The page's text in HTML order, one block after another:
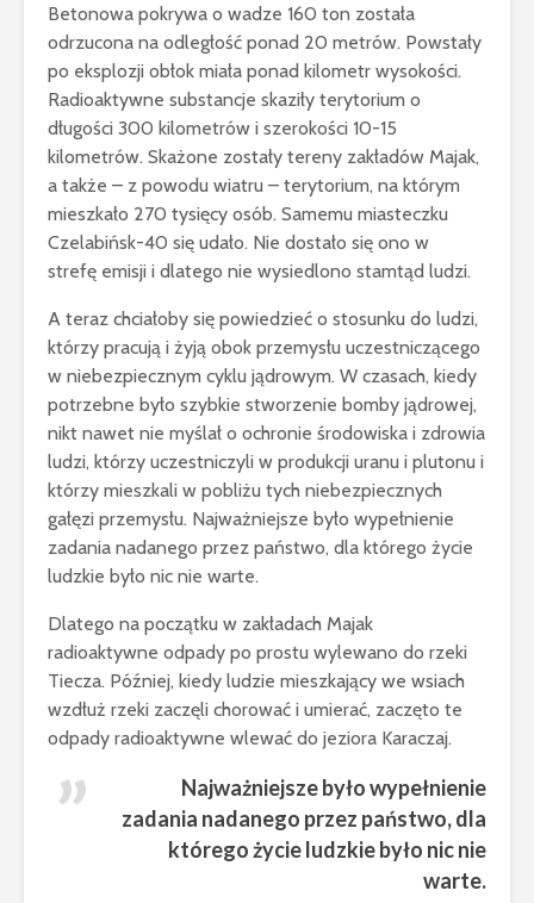
Betonowa pokrywa o wadze 160 ton została
odrzucona na odległość ponad 20 metrów. Powstały
po eksplozji obłok miała ponad kilometr wysokości.
Radioaktywne substancje skaziły terytorium o
długości 300 kilometrów i szerokości 10-15
kilometrów. Skażone zostały tereny zakładów Majak,
a także – z powodu wiatru – terytorium, na którym
mieszkało 270 tysięcy osób. Samemu miasteczku
Czelabińsk-40 się udało. Nie dostało się ono w
strefę emisji i dlatego nie wysiedlono stamtąd ludzi.
A teraz chciałoby się powiedzieć o stosunku do ludzi,
którzy pracują i żyją obok przemysłu uczestniczącego
w niebezpiecznym cyklu jądrowym. W czasach, kiedy
potrzebne było szybkie stworzenie bomby jądrowej,
nikt nawet nie myślał o ochronie środowiska i zdrowia
ludzi, którzy uczestniczyli w produkcji uranu i plutonu i
którzy mieszkali w pobliżu tych niebezpiecznych
gałęzi przemysłu. Najważniejsze było wypełnienie
zadania nadanego przez państwo, dla którego życie
ludzkie było nic nie warte.
Dlatego na początku w zakładach Majak
radioaktywne odpady po prostu wylewano do rzeki
Tiecza. Później, kiedy ludzie mieszkający we wsiach
wzdłuż rzeki zaczęli chorować i umierać, zaczęto te
odpady radioaktywne wlewać do jeziora Karaczaj.
Najważniejsze było wypełnienie
zadania nadanego przez państwo, dla
którego życie ludzkie było nic nie
warte.